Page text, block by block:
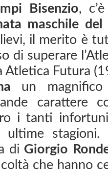
Bisenzio,
maschile
il merito è
di superare
Atletica Futura
un magnifico
carattere
i tanti
ultime
di Giorgio
che hanno